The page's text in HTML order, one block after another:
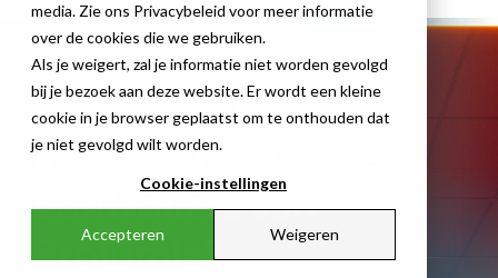
media. Zie ons Privacybeleid voor meer informatie
over de cookies die we gebruiken.
Als je weigert, zal je informatie niet worden gevolgd
bij je bezoek aan deze website. Er wordt een kleine
cookie in je browser geplaatst om te onthouden dat
je niet gevolgd wilt worden.
Cookie-instellingen
Accepteren Weigeren
Waarom kiezen
voor LED drivers en
controllers van
Prolumia?